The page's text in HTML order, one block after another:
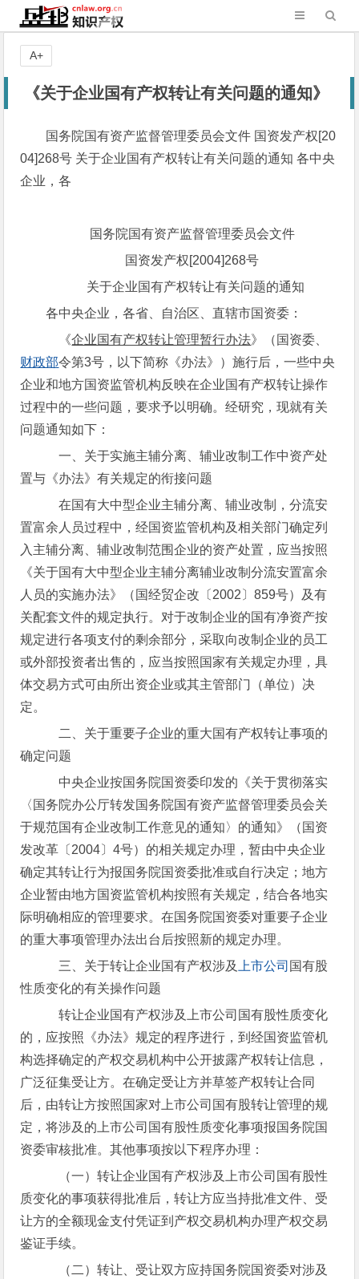
《关于企业国有产权转让有关问题的通知》
国务院国有资产监督管理委员会文件 国资发产权[20
04]268号 关于企业国有产权转让有关问题的通知 各中央
企业，各
国务院国有资产监督管理委员会文件
国资发产权[2004]268号
关于企业国有产权转让有关问题的通知
各中央企业，各省、自治区、直辖市国资委：
《企业国有产权转让管理暂行办法》（国资委、
财政部令第3号，以下简称《办法》）施行后，一些中央
企业和地方国资监管机构反映在企业国有产权转让操作
过程中的一些问题，要求予以明确。经研究，现就有关
问题通知如下：
一、关于实施主辅分离、辅业改制工作中资产处
置与《办法》有关规定的衔接问题
在国有大中型企业主辅分离、辅业改制，分流安
置富余人员过程中，经国资监管机构及相关部门确定列
入主辅分离、辅业改制范围企业的资产处置，应当按照
《关于国有大中型企业主辅分离辅业改制分流安置富余
人员的实施办法》（国经贸企改〔2002〕859号）及有
关配套文件的规定执行。对于改制企业的国有净资产按
规定进行各项支付的剩余部分，采取向改制企业的员工
或外部投资者出售的，应当按照国家有关规定办理，具
体交易方式可由所出资企业或其主管部门（单位）决
定。
二、关于重要子企业的重大国有产权转让事项的
确定问题
中央企业按国务院国资委印发的《关于贯彻落实
〈国务院办公厅转发国务院国有资产监督管理委员会关
于规范国有企业改制工作意见的通知〉的通知》（国资
发改革〔2004〕4号）的相关规定办理，暂由中央企业
确定其转让行为报国务院国资委批准或自行决定；地方
企业暂由地方国资监管机构按照有关规定，结合各地实
际明确相应的管理要求。在国务院国资委对重要子企业
的重大事项管理办法出台后按照新的规定办理。
三、关于转让企业国有产权涉及
上市公司 国有股
性质变化的有关操作问题
转让企业国有产权涉及上市公司国有股性质变化
的，应按照《办法》规定的程序进行，到经国资监管机
构选择确定的产权交易机构中公开披露产权转让信息，
广泛征集受让方。在确定受让方并草签产权转让合同
后，由转让方按照国家对上市公司国有股转让管理的规
定，将涉及的上市公司国有股性质变化事项报国务院国
资委审核批准。其他事项按以下程序办理：
（一）转让企业国有产权涉及上市公司国有股性
质变化的事项获得批准后，转让方应当持批准文件、受
让方的全额现金支付凭证到产权交易机构办理产权交易
鉴证手续。
（二）转让、受让双方应持国务院国资委对涉及
A+